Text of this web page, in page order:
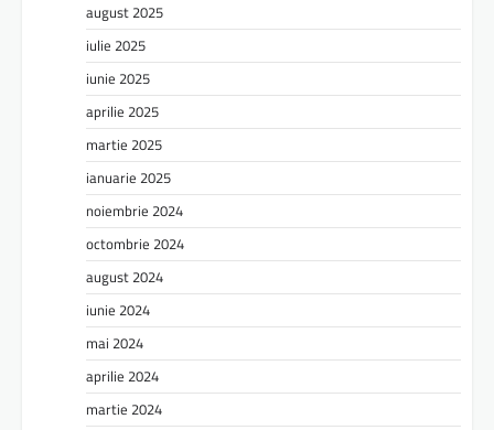
august 2025
iulie 2025
iunie 2025
aprilie 2025
martie 2025
ianuarie 2025
noiembrie 2024
octombrie 2024
august 2024
iunie 2024
mai 2024
aprilie 2024
martie 2024